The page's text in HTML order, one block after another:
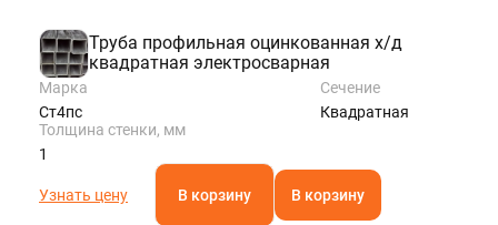
Труба профильная оцинкованная х/д
квадратная электросварная
Марка
Ст4пс
Сечение
Квадратная
Толщина стенки, мм
1
Узнать цену В корзину В корзину